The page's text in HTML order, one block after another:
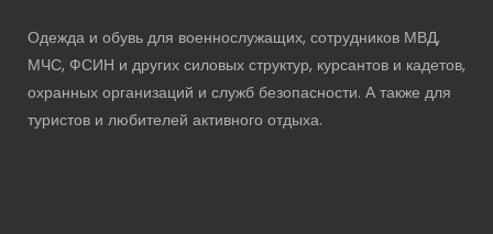
Одежда и обувь для военнослужащих, сотрудников МВД,
МЧС, ФСИН и других силовых структур, курсантов и кадетов,
охранных организаций и служб безопасности. А также для
туристов и любителей активного отдыха.